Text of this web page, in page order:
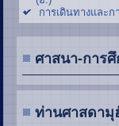
การเดินทางและ
ศาสนา-การ
ท่านศาสดามุ